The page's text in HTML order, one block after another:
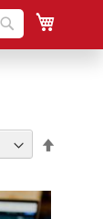
Buscar